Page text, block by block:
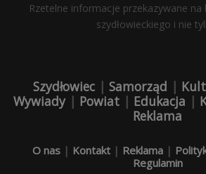
Rzetelne informacje przekazywane
szydłowieckiego i nie
Szydłowiec | Samorząd |
Wywiady| Powiat | Edukacja |
Reklama
O nas| Kontakt| Reklama|
Regulamin